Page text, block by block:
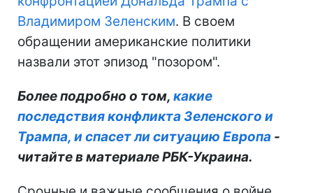
Владимиром Зеленским. В своем
обращении американские политики
назвали этот эпизод "позором".
Более подробно о том, какие
последствия конфликта Зеленского и
Трампа, и спасет ли ситуацию Европа -
читайте в материале РБК-Украина.